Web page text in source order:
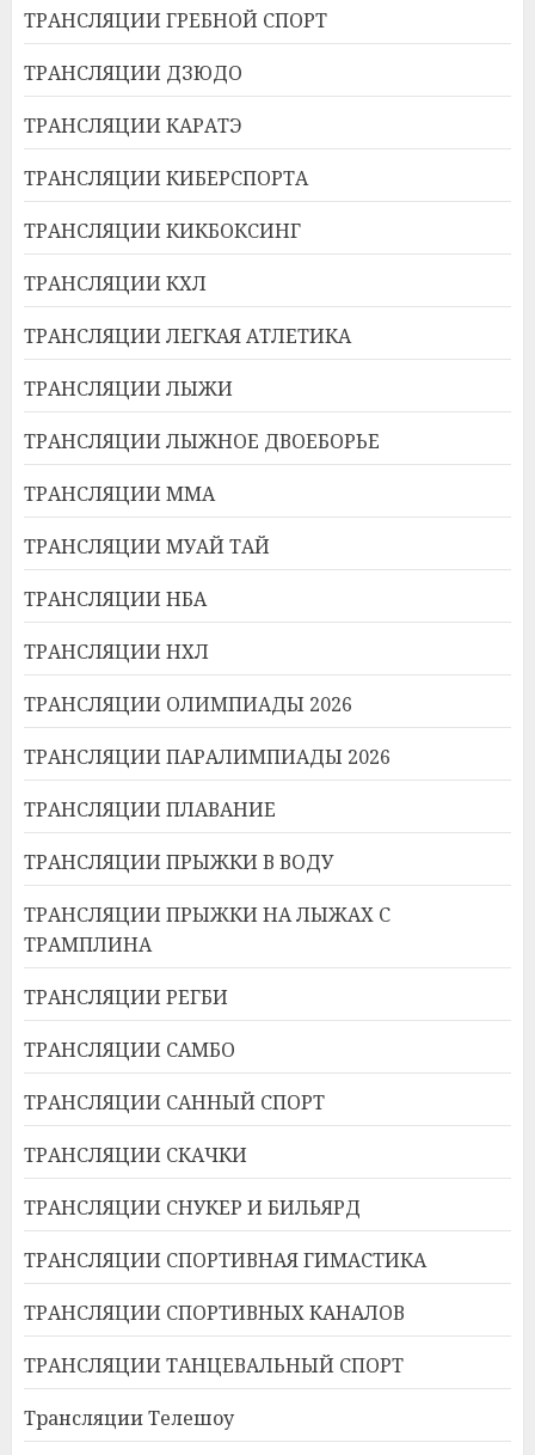
ТРАНСЛЯЦИИ ГРЕБНОЙ СПОРТ
ТРАНСЛЯЦИИ ДЗЮДО
ТРАНСЛЯЦИИ КАРАТЭ
ТРАНСЛЯЦИИ КИБЕРСПОРТА
ТРАНСЛЯЦИИ КИКБОКСИНГ
ТРАНСЛЯЦИИ КХЛ
ТРАНСЛЯЦИИ ЛЕГКАЯ АТЛЕТИКА
ТРАНСЛЯЦИИ ЛЫЖИ
ТРАНСЛЯЦИИ ЛЫЖНОЕ ДВОЕБОРЬЕ
ТРАНСЛЯЦИИ ММА
ТРАНСЛЯЦИИ МУАЙ ТАЙ
ТРАНСЛЯЦИИ НБА
ТРАНСЛЯЦИИ НХЛ
ТРАНСЛЯЦИИ ОЛИМПИАДЫ 2026
ТРАНСЛЯЦИИ ПАРАЛИМПИАДЫ 2026
ТРАНСЛЯЦИИ ПЛАВАНИЕ
ТРАНСЛЯЦИИ ПРЫЖКИ В ВОДУ
ТРАНСЛЯЦИИ ПРЫЖКИ НА ЛЫЖАХ С
ТРАМПЛИНА
ТРАНСЛЯЦИИ РЕГБИ
ТРАНСЛЯЦИИ САМБО
ТРАНСЛЯЦИИ САННЫЙ СПОРТ
ТРАНСЛЯЦИИ СКАЧКИ
ТРАНСЛЯЦИИ СНУКЕР И БИЛЬЯРД
ТРАНСЛЯЦИИ СПОРТИВНАЯ ГИМАСТИКА
ТРАНСЛЯЦИИ СПОРТИВНЫХ КАНАЛОВ
ТРАНСЛЯЦИИ ТАНЦЕВАЛЬНЫЙ СПОРТ
Трансляции Телешоу